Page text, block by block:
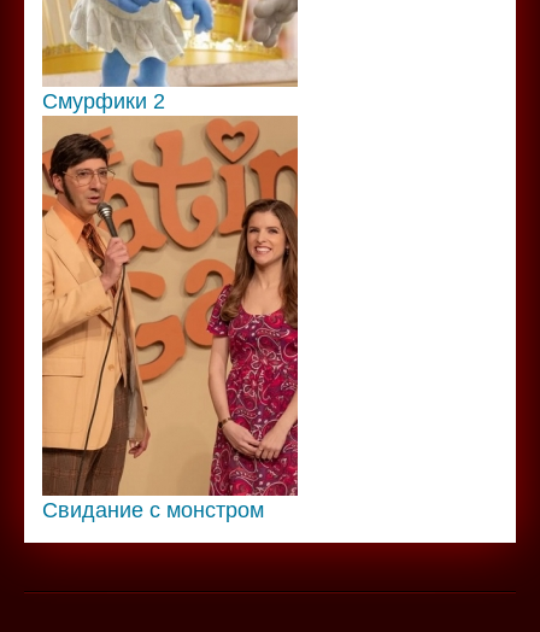
Смурфики 2
Свидание с монстром